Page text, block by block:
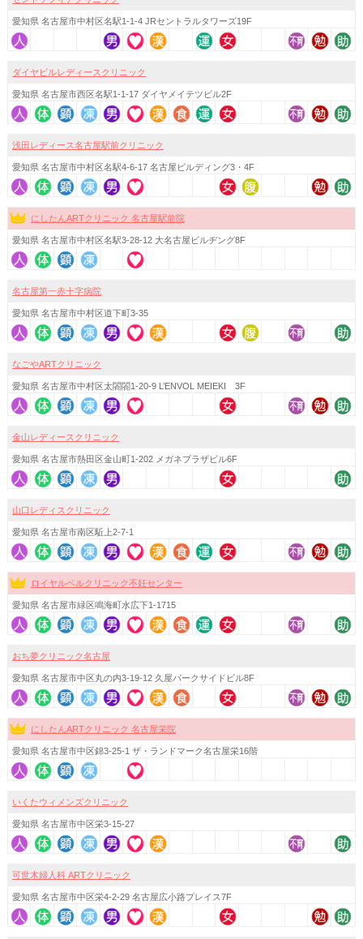
愛知県 名古屋市中村区名駅1-1-4 JRセントラルタワーズ19F
ダイヤビルレディースクリニック
愛知県 名古屋市西区名駅1-1-17 ダイヤメイテツビル2F
浅田レディース名古屋駅前クリニック
愛知県 名古屋市中村区名駅4-6-17 名古屋ビルディング3・4F
にしたんARTクリニック 名古屋駅前院
愛知県 名古屋市中村区名駅3-28-12 大名古屋ビルヂング8F
名古屋第一赤十字病院
愛知県 名古屋市中村区道下町3-35
なごやARTクリニック
愛知県 名古屋市中村区太閤閤1-20-9 L’ENVOL MEIEKI 3F
金山レディースクリニック
愛知県 名古屋市熱田区金山町1-202 メガネプラザビル6F
山口レディスクリニック
愛知県 名古屋市南区駈上2-7-1
ロイヤルベルクリニック不妊センター
愛知県 名古屋市緑区鳴海町水広下1-1715
おち夢クリニック名古屋
愛知県 名古屋市中区丸の内3-19-12 久屋パークサイドビル8F
にしたんARTクリニック 名古屋栄院
愛知県 名古屋市中区錦3-25-1 ザ・ランドマーク名古屋栄16階
いくたウィメンズクリニック
愛知県 名古屋市中区栄3-15-27
可世木婦人科 ARTクリニック
愛知県 名古屋市中区栄4-2-29 名古屋広小路プレイス7F